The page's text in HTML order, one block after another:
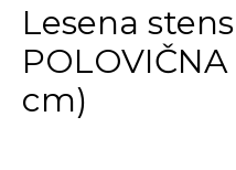
Lesena
cm)